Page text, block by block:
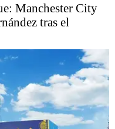
Manchester City
tras el